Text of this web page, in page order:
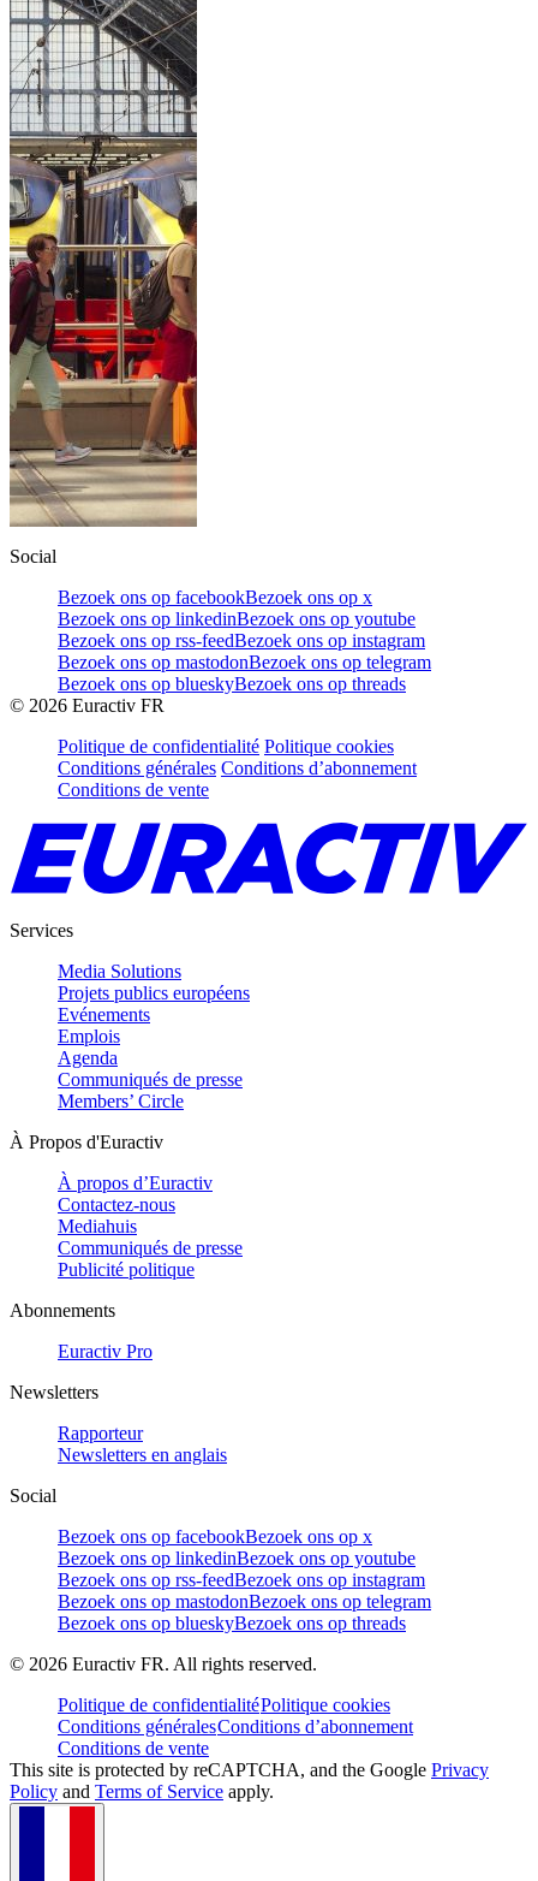
Social
Bezoek ons op facebookBezoek ons op x
Bezoek ons op linkedinBezoek ons op youtube
Bezoek ons op rss-feedBezoek ons op instagram
Bezoek ons op mastodonBezoek ons op telegram
Bezoek ons op blueskyBezoek ons op threads
© 2026 Euractiv FR
Politique de confidentialité Politique cookies
Conditions générales Conditions d’abonnement
Conditions de vente
Services
Media Solutions
Projets publics européens
Evénements
Emplois
Agenda
Communiqués de presse
Members’ Circle
À Propos d'Euractiv
À propos d’Euractiv
Contactez-nous
Mediahuis
Communiqués de presse
Publicité politique
Abonnements
Euractiv Pro
Newsletters
Rapporteur
Newsletters en anglais
Social
Bezoek ons op facebookBezoek ons op x
Bezoek ons op linkedinBezoek ons op youtube
Bezoek ons op rss-feedBezoek ons op instagram
Bezoek ons op mastodonBezoek ons op telegram
Bezoek ons op blueskyBezoek ons op threads
© 2026 Euractiv FR. All rights reserved.
Politique de confidentialitéPolitique cookies
Conditions généralesConditions d’abonnement
Conditions de vente
This site is protected by reCAPTCHA, and the Google Privacy
Policy and Terms of Service apply.